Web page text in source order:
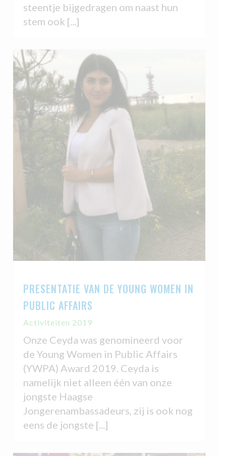
steentje bijgedragen om naast hun
stem ook [...]
PRESENTATIE VAN DE YOUNG WOMEN IN
PUBLIC AFFAIRS
Activiteiten 2019
Onze Ceyda was genomineerd voor
de Young Women in Public Affairs
(YWPA) Award 2019. Ceyda is
namelijk niet alleen één van onze
jongste Haagse
Jongerenambassadeurs, zij is ook nog
eens de jongste [...]